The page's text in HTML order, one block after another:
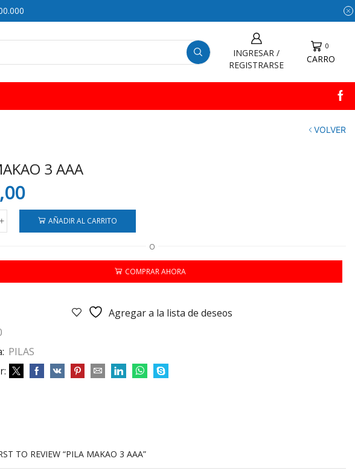
INGRESAR /
REGISTRARSE
0
CARRO
VOLVER
3 AAA
AÑADIR AL CARRITO
O
COMPRAR AHORA
Agregar a la lista de deseos
PILAS
TO REVIEW “PILA MAKAO 3 AAA”